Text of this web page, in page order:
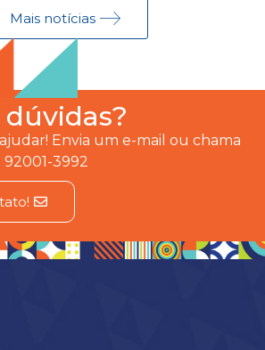
Mais notícias
Envia um e-mail ou chama
3992